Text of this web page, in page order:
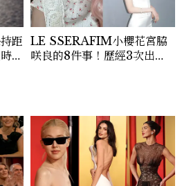
距
最
LE SSERAFIM小櫻花宮脇
咲良的8件事！歷經3次出